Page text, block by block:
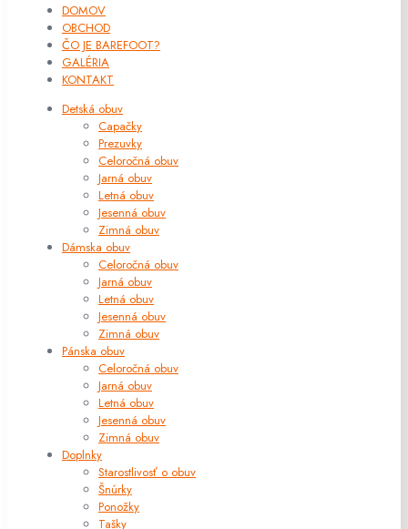
DOMOV
OBCHOD
ČO JE BAREFOOT?
GALÉRIA
KONTAKT
Detská obuv
Capačky
Prezuvky
Celoročná obuv
Jarná obuv
Letná obuv
Jesenná obuv
Zimná obuv
Dámska obuv
Celoročná obuv
Jarná obuv
Letná obuv
Jesenná obuv
Zimná obuv
Pánska obuv
Celoročná obuv
Jarná obuv
Letná obuv
Jesenná obuv
Zimná obuv
Doplnky
Starostlivosť o obuv
Šnúrky
Ponožky
Tašky